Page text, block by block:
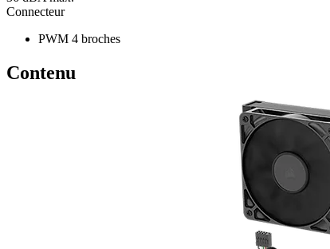
Connecteur
PWM 4 broches
Contenu